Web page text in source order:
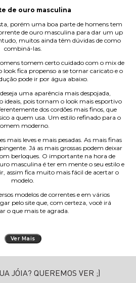
de ouro masculina
porém uma boa parte de homens tem
de ouro masculina para dar um up
muitos ainda têm dúvidas de como
combiná-las.
tomem certo cuidado com o mix de
look fica propenso a se tornar caricato e o
pode ir por água abaixo.
uma aparência mais despojada,
ideais, pois tornam o look mais esportivo
dos cordões mais finos, que
a quem usa. Um estilo refinado para o
moderno.
mais leves e mais pesadas. As mais finas
Já as mais grossas podem deixar
berloques. O importante na hora de
masculina é ter em mente o seu estilo e
assim fica muito mais fácil de acertar o
modelo.
modelos de correntes e em vários
pelo site que, com certeza, você irá
o que mais te agrada.
Ver Mais
JÓIA? QUEREMOS VER ;)